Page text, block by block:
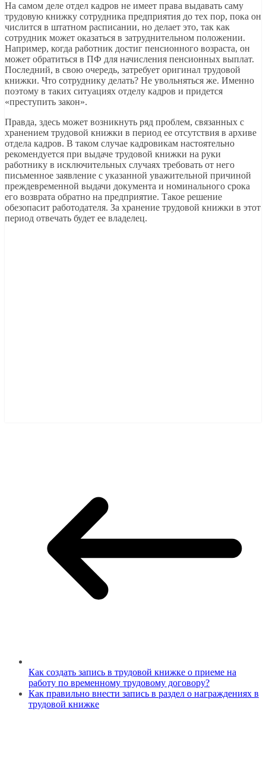
На самом деле отдел кадров не имеет права выдавать саму
трудовую книжку сотрудника предприятия до тех пор, пока он
числится в штатном расписании, но делает это, так как
сотрудник может оказаться в затруднительном положении.
Например, когда работник достиг пенсионного возраста, он
может обратиться в ПФ для начисления пенсионных выплат.
Последний, в свою очередь, затребует оригинал трудовой
книжки. Что сотруднику делать? Не увольняться же. Именно
поэтому в таких ситуациях отделу кадров и придется
«преступить закон».
Правда, здесь может возникнуть ряд проблем, связанных с
хранением трудовой книжки в период ее отсутствия в архиве
отдела кадров. В таком случае кадровикам настоятельно
рекомендуется при выдаче трудовой книжки на руки
работнику в исключительных случаях требовать от него
письменное заявление с указанной уважительной причиной
преждевременной выдачи документа и номинального срока
его возврата обратно на предприятие. Такое решение
обезопасит работодателя. За хранение трудовой книжки в этот
период отвечать будет ее владелец.
Как создать запись в трудовой книжке о приеме на
работу по временному трудовому договору?
Как правильно внести запись в раздел о награждениях в
трудовой книжке